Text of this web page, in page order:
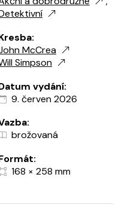
McCrea
Simpson
vydání:
9. červen 2026
brožovaná
168 × 258 mm